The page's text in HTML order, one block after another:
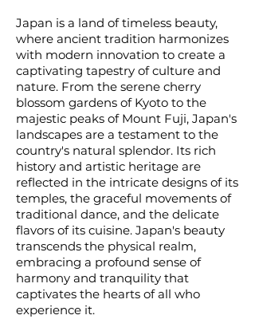
Japan is a land of timeless beauty,
where ancient tradition harmonizes
with modern innovation to create a
captivating tapestry of culture and
nature. From the serene cherry
blossom gardens of Kyoto to the
majestic peaks of Mount Fuji, Japan's
landscapes are a testament to the
country's natural splendor. Its rich
history and artistic heritage are
reflected in the intricate designs of its
temples, the graceful movements of
traditional dance, and the delicate
flavors of its cuisine. Japan's beauty
transcends the physical realm,
embracing a profound sense of
harmony and tranquility that
captivates the hearts of all who
experience it.